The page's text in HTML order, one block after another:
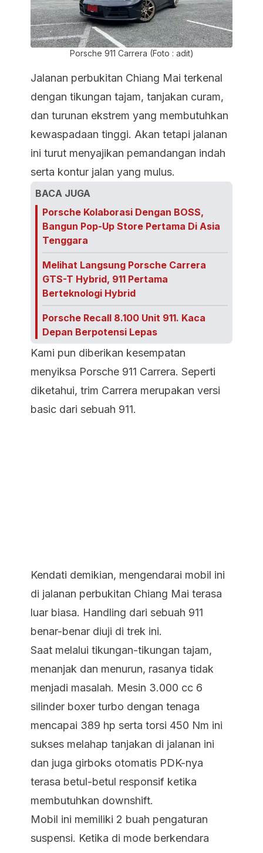
Porsche 911 Carrera (Foto : adit)
Jalanan perbukitan Chiang Mai terkenal
dengan tikungan tajam, tanjakan curam,
dan turunan ekstrem yang membutuhkan
kewaspadaan tinggi. Akan tetapi jalanan
ini turut menyajikan pemandangan indah
serta kontur jalan yang mulus.
BACA JUGA
Porsche Kolaborasi Dengan BOSS,
Bangun Pop-Up Store Pertama Di Asia
Tenggara
Melihat Langsung Porsche Carrera
GTS-T Hybrid, 911 Pertama
Berteknologi Hybrid
Porsche Recall 8.100 Unit 911. Kaca
Depan Berpotensi Lepas
Kami pun diberikan kesempatan
menyiksa Porsche 911 Carrera. Seperti
diketahui, trim Carrera merupakan versi
basic dari sebuah 911.
Kendati demikian, mengendarai mobil ini
di jalanan perbukitan Chiang Mai terasa
luar biasa. Handling dari sebuah 911
benar-benar diuji di trek ini.
Saat melalui tikungan-tikungan tajam,
menanjak dan menurun, rasanya tidak
menjadi masalah. Mesin 3.000 cc 6
silinder boxer turbo dengan tenaga
mencapai 389 hp serta torsi 450 Nm ini
sukses melahap tanjakan di jalanan ini
dan juga girboks otomatis PDK-nya
terasa betul-betul responsif ketika
membutuhkan downshift.
Mobil ini memiliki 2 buah pengaturan
suspensi. Ketika di mode berkendara